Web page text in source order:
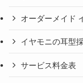
オーダーメイド
イヤモニの耳型
サービス料金表